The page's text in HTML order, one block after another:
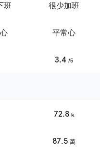
班 很少加班
平常心
3.4 /5
72.8 k
87.5 萬